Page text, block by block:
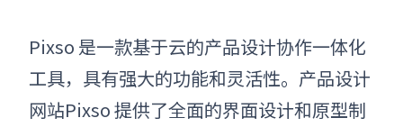
Pixso 是一款基于云的产品设计协作一体化
工具，具有强大的功能和灵活性。产品设计
网站Pixso 提供了全面的界面设计和原型制